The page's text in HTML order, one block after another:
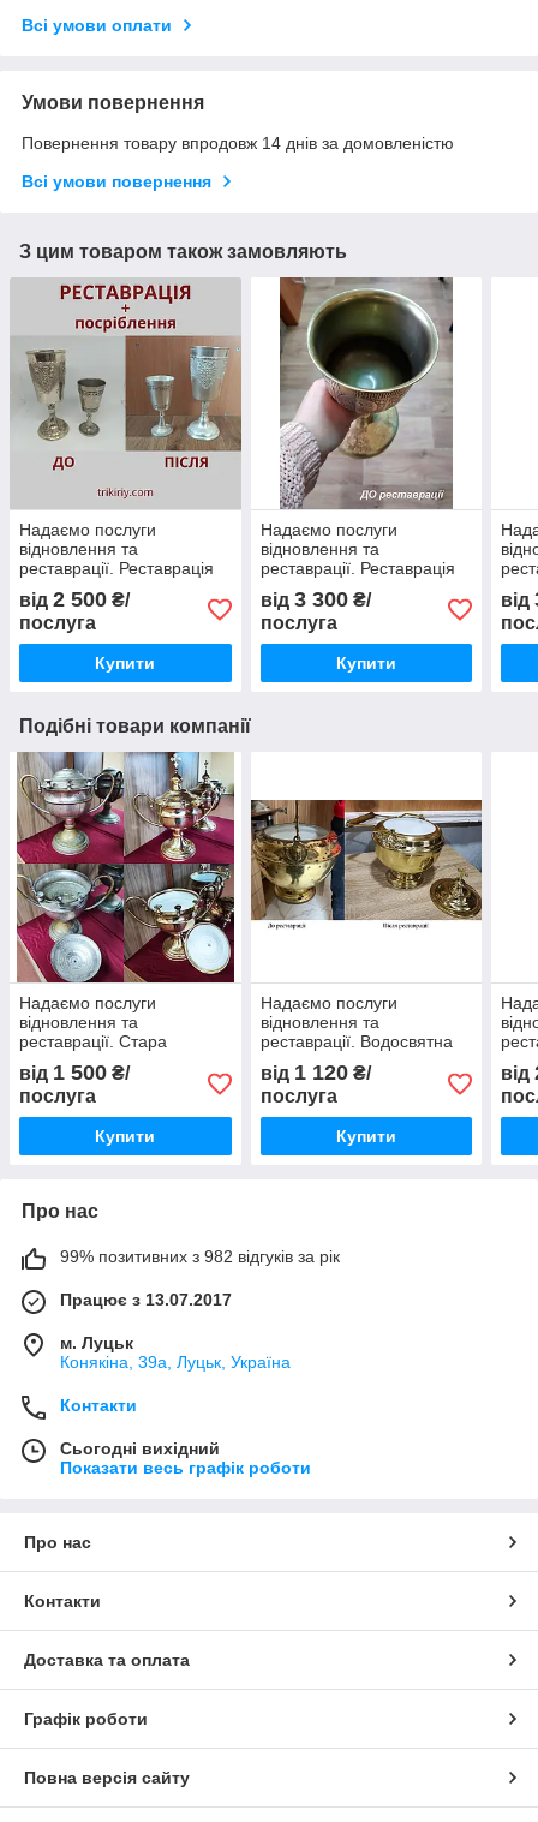
Всі умови оплати
Умови повернення
Повернення товару впродовж 14 днів за домовленістю
Всі умови повернення
З цим товаром також замовляють
Надаємо послуги
відновлення та
реставрації. Реставрація
від 2 500 ₴/
послуга
Купити
Надаємо послуги
відновлення та
реставрації. Реставрація
від 3 300₴/
послуга
Купити
від
Подібні товари компанії
Надаємо послуги
відновлення та
реставрації. Стара
водосвятна чаша з латуні
до і після реставрації
від 1 500 ₴/
послуга
Купити
Надаємо послуги
відновлення та
реставрації. Водосвятна
чаша До і Після
реставрації
від 1 120₴/
послуга
Купити
від
Про нас
99% позитивних з 982 відгуків за рік
Працює з 13.07.2017
м. Луцьк
Конякіна, 39а, Луцьк, Україна
Контакти
Сьогодні вихідний
Показати весь графік роботи
Про нас
Контакти
Доставка та оплата
Графік роботи
Повна версія сайту